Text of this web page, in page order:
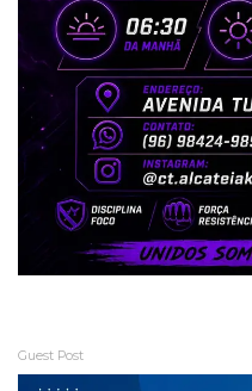
Guest Post